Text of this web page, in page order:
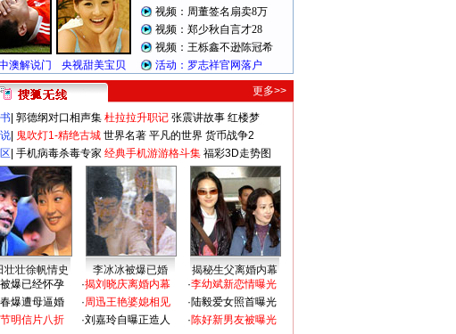
更多>>
郭德纲对口相声集 杜拉拉升职记 张震讲故事 红楼梦
鬼吹灯1-精绝古城 世界名著 平凡的世界 货币战争2
手机病毒杀毒专家 经典手机游游格斗集 福彩3D走势图
壮壮徐帆情史 李冰冰被爆已婚
揭秘生父离婚内幕
爆已经怀孕
爆遭母逼婚
明信片八折
·揭刘晓庆离婚内幕
·周迅王艳婆媳相见
·刘嘉玲自曝正造人
·李幼斌新恋情曝光
·陆毅爱女照首曝光
·陈好新男友被曝光